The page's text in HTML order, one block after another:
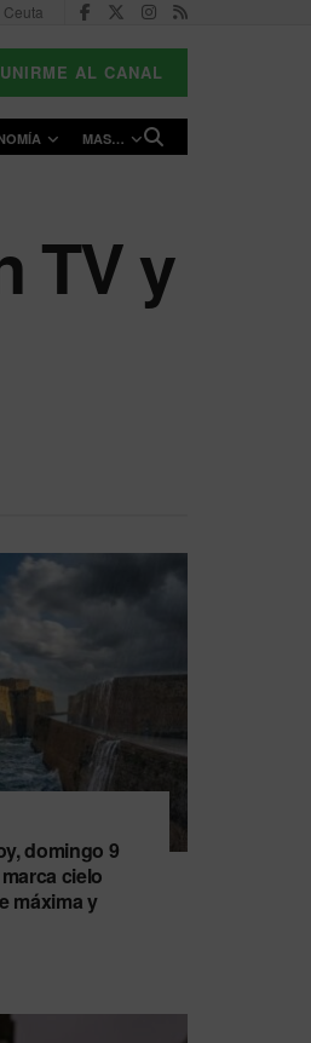
Ceuta
UNIRME AL CANAL
MAS…
TV y
domingo 9
cielo
máxima y